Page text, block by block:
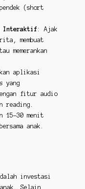
(short
Interaktif : Ajak
membuat
memerankan
aplikasi
yang
fitur audio
reading.
15-30 menit
anak.
investasi
Selain